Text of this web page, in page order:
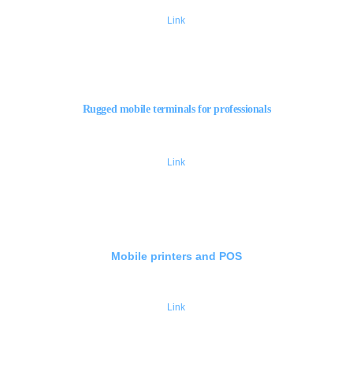
Rugged mobile terminals for professionals
Link
Link
Mobile printers and POS
Link